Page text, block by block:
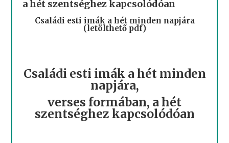
a hét szentséghez kapcsolódóan
Családi esti imák a hét minden napjára
(letölthető pdf)
Családi esti imák a hét minden
napjára,
verses formában, a hét
szentséghez kapcsolódóan